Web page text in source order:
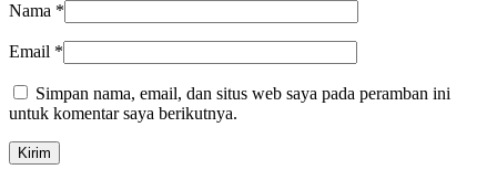
Nama *
Email *
Simpan nama, email, dan situs web saya pada peramban ini
untuk komentar saya berikutnya.